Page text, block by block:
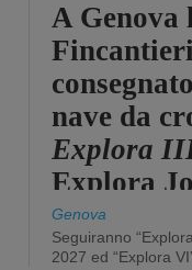
A Genova
nave da
Explora
Explora
Genova
Seguiranno
2027 ed “Explora